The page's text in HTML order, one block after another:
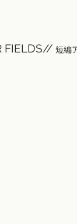
FIELDS// 短編